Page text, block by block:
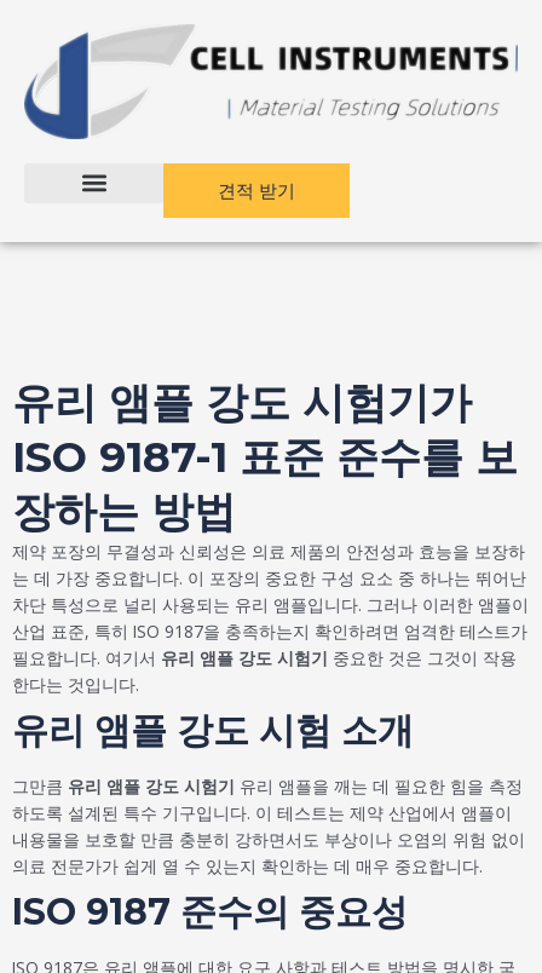
견적 받기
유리 앰플 강도 시험기가
ISO 9187-1 표준 준수를 보
장하는 방법
제약 포장의 무결성과 신뢰성은 의료 제품의 안전성과 효능을 보장하
는 데 가장 중요합니다. 이 포장의 중요한 구성 요소 중 하나는 뛰어난
차단 특성으로 널리 사용되는 유리 앰플입니다. 그러나 이러한 앰플이
산업 표준, 특히 ISO 9187을 충족하는지 확인하려면 엄격한 테스트가
필요합니다. 여기서 유리 앰플 강도 시험기 중요한 것은 그것이 작용
한다는 것입니다.
유리 앰플 강도 시험 소개
그만큼 유리 앰플 강도 시험기 유리 앰플을 깨는 데 필요한 힘을 측정
하도록 설계된 특수 기구입니다. 이 테스트는 제약 산업에서 앰플이
내용물을 보호할 만큼 충분히 강하면서도 부상이나 오염의 위험 없이
의료 전문가가 쉽게 열 수 있는지 확인하는 데 매우 중요합니다.
ISO 9187 준수의 중요성
ISO 9187은 유리 앰플에 대한 요구 사항과 테스트 방법을 명시한 국